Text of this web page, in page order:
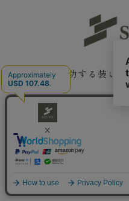
成功する装い